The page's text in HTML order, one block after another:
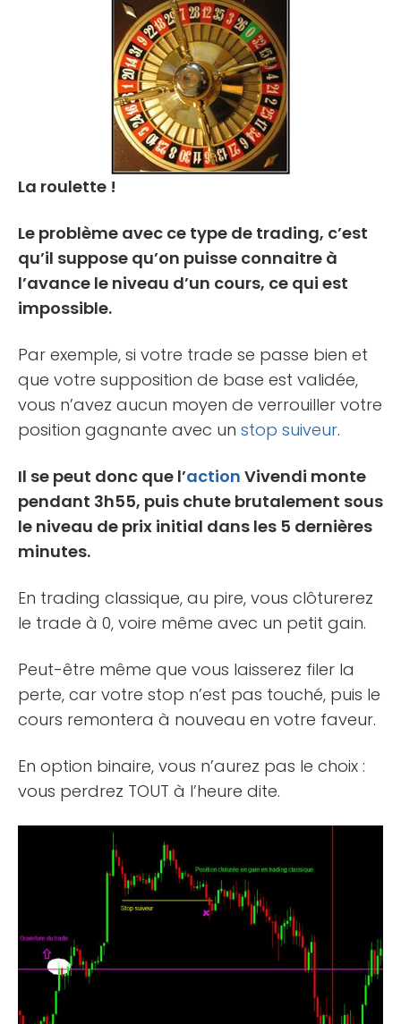
La roulette !
Le problème avec ce type de trading, c’est
qu’il suppose qu’on puisse connaitre à
l’avance le niveau d’un cours, ce qui est
impossible.
Par exemple, si votre trade se passe bien et
que votre supposition de base est validée,
vous n’avez aucun moyen de verrouiller votre
position gagnante avec un stop suiveur.
Il se peut donc que l’action Vivendi monte
pendant 3h55, puis chute brutalement sous
le niveau de prix initial dans les 5 dernières
minutes.
En trading classique, au pire, vous clôturerez
le trade à 0, voire même avec un petit gain.
Peut-être même que vous laisserez filer la
perte, car votre stop n’est pas touché, puis le
cours remontera à nouveau en votre faveur.
En option binaire, vous n’aurez pas le choix :
vous perdrez TOUT à l’heure dite.